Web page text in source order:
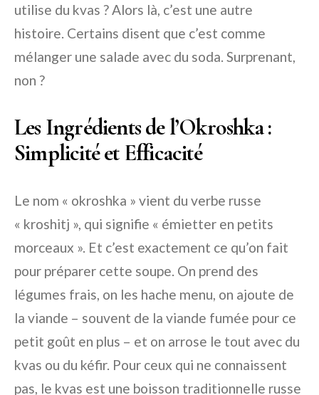
utilise du kvas ? Alors là, c’est une autre
histoire. Certains disent que c’est comme
mélanger une salade avec du soda. Surprenant,
non ?
Les Ingrédients de l’Okroshka :
Simplicité et Efficacité
Le nom « okroshka » vient du verbe russe
« kroshitj », qui signifie « émietter en petits
morceaux ». Et c’est exactement ce qu’on fait
pour préparer cette soupe. On prend des
légumes frais, on les hache menu, on ajoute de
la viande – souvent de la viande fumée pour ce
petit goût en plus – et on arrose le tout avec du
kvas ou du kéfir. Pour ceux qui ne connaissent
pas, le kvas est une boisson traditionnelle russe